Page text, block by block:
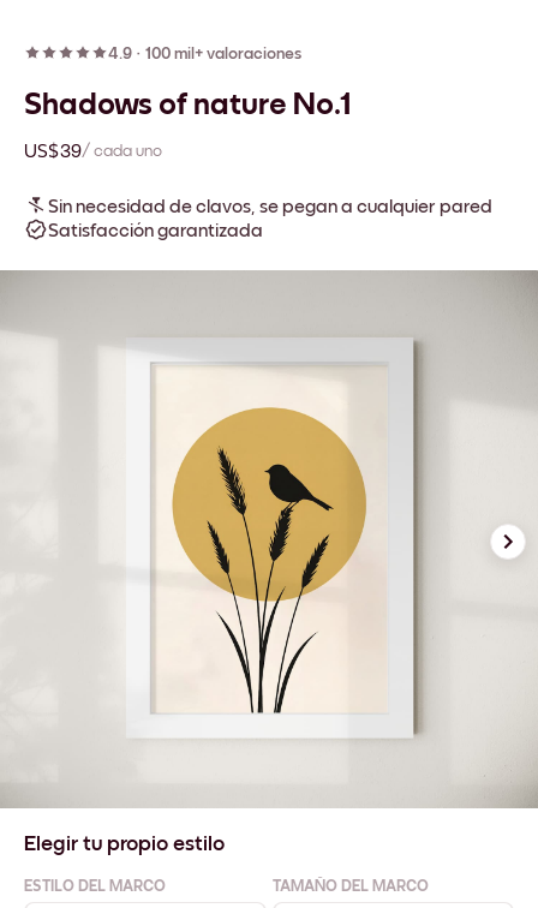
4.9 · 100 mil+ valoraciones
Shadows of nature No.1
US$39/ cada uno
Sin necesidad de clavos, se pegan a cualquier pared
Satisfacción garantizada
Elegir tu propio estilo
ESTILO DEL MARCO TAMAÑO DEL MARCO